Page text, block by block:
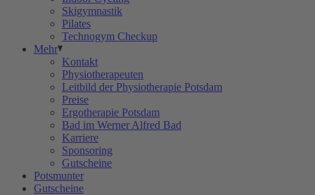
Skigymnastik
Pilates
Technogym Checkup
Mehr
Kontakt
Physiotherapeuten
Leitbild der Physiotherapie Potsdam
Preise
Ergotherapie Potsdam
Bad im Werner Alfred Bad
Karriere
Sponsoring
Gutscheine
Potsmunter
Gutscheine